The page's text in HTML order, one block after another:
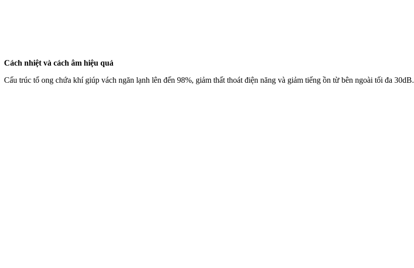
Cách nhiệt và cách âm hiệu quả
Cấu trúc tổ ong chứa khí giúp vách ngăn lạnh lên đến 98%, giảm thất thoát điện năng và giảm tiếng ồn từ bên ngoài tối đa 30dB.